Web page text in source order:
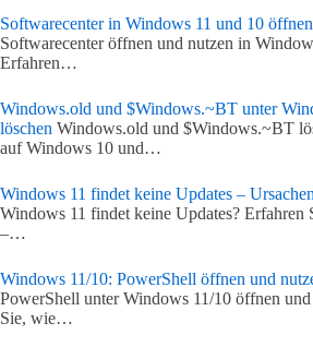
Softwarecenter in Windows 11 und 10
Softwarecenter öffnen und nutzen in
Erfahren…
Windows.old und $Windows.~BT unter
löschen Windows.old und $Windows.~BT
auf Windows 10 und…
Windows 11 findet keine Updates –
Windows 11 findet keine Updates? Erfahren
–…
Windows 11/10: PowerShell öffnen und
PowerShell unter Windows 11/10 öffnen
Sie, wie…